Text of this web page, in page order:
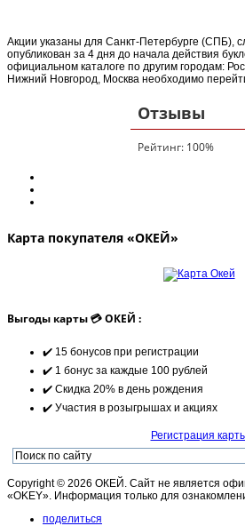
Акции указаны для Санкт-Петербурге (СПБ),
опубликован за 4 дня до начала действия
официальном каталоге по другим городам:
Нижний Новгород, Москва необходимо
Отзывы
Рейтинг: 100%
Карта покупателя «ОКЕЙ»
Выгоды карты 💳 ОКЕЙ :
✔️ 15 бонусов при регистрации
✔️ 1 бонус за каждые 100 рублей
✔️ Скидка 20% в день рождения
✔️ Участия в розыгрышах и акциях
Регистрация
Copyright © 2026 ОКЕЙ. Сайт не является
«OKEY». Информация только для
поделиться